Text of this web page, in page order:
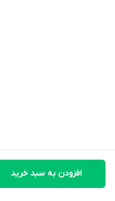
افزودن به سبد خرید